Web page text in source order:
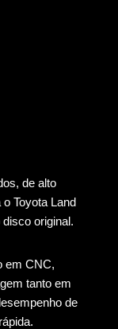
de alto
Toyota Land
original.
em CNC,
tanto em
de